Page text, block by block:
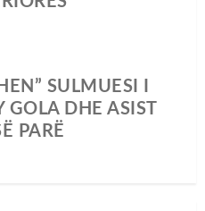
SULMUESI I
GOLA DHE ASIST
PARË